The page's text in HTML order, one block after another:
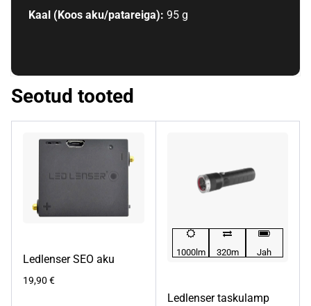
Kaal (Koos aku/patareiga): 95 g
Seotud tooted
Ledlenser SEO aku
19,90 €
1000lm 320m Jah
Ledlenser taskulamp